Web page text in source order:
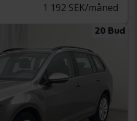
1 192 SEK/måned
20 Bud